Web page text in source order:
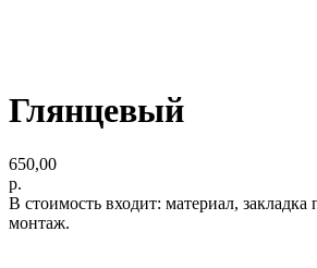
Глянцевый
650,00
р.
В стоимость входит: материал, закладка
монтаж.